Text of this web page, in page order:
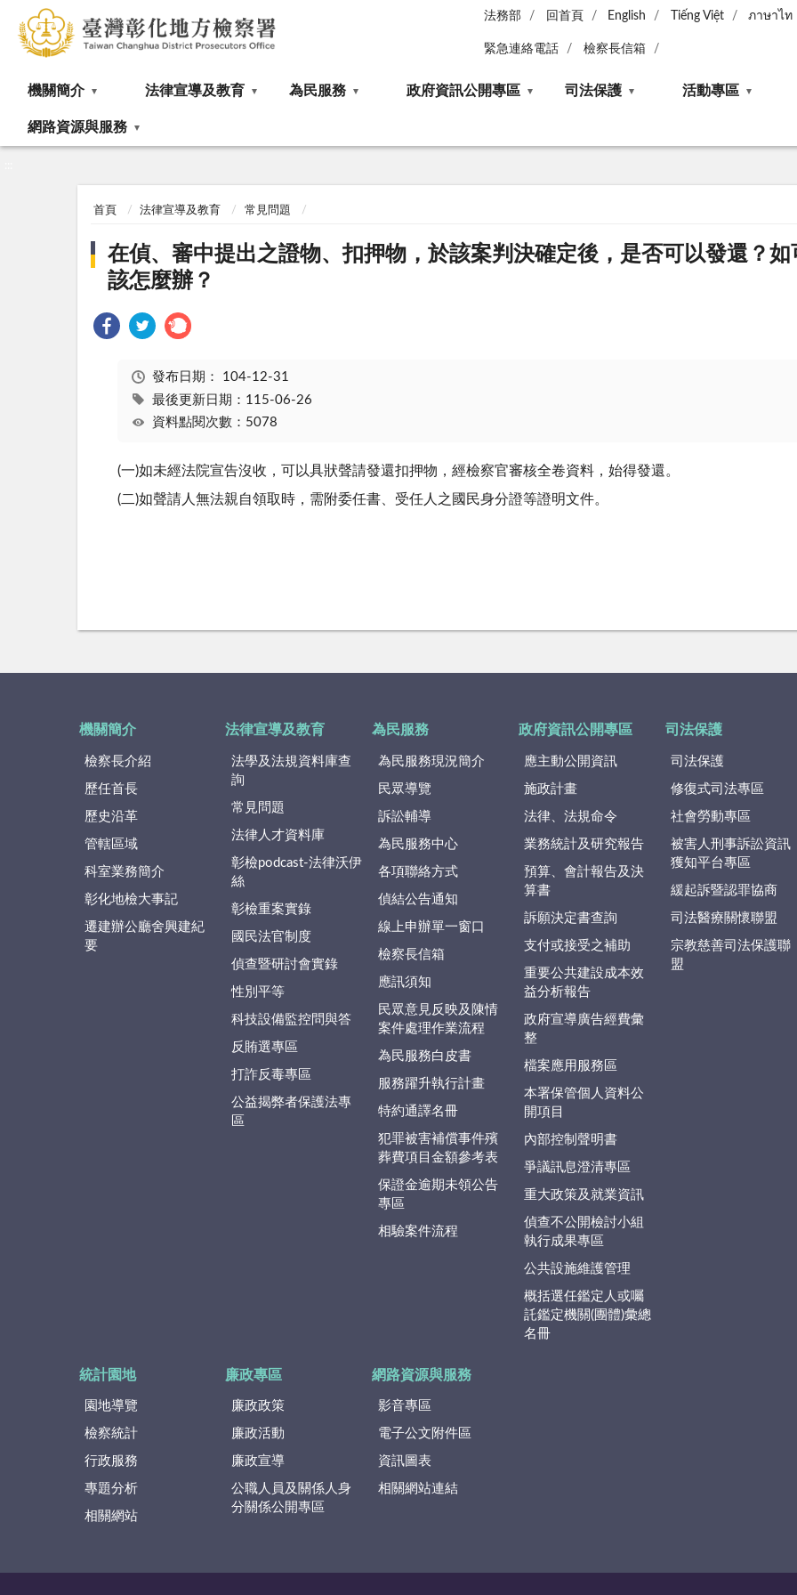
法務部 回首頁 English Tiếng Việt ภาษาไท
緊急連絡電話 檢察長信箱
機關簡介 法律宣導及教育 為民服務 政府資訊公開專區 司法保護 活動專區
網路資源與服務
首頁 法律宣導及教育 常見問題
在偵、審中提出之證物、扣押物，於該案判決確定後，是否可以發還？
該怎麼辦？
發布日期： 104-12-31
最後更新日期：115-06-26
資料點閱次數：5078
(一)如未經法院宣告沒收，可以具狀聲請發還扣押物，經檢察官審核全卷資料，始得發還。
(二)如聲請人無法親自領取時，需附委任書、受任人之國民身分證等證明文件。
機關簡介
檢察長介紹
歷任首長
歷史沿革
管轄區域
科室業務簡介
彰化地檢大事記
遷建辦公廳舍興建紀
要
法律宣導及教育
法學及法規資料庫查
詢
常見問題
法律人才資料庫
彰檢podcast-法律沃伊
絲
彰檢重案實錄
國民法官制度
偵查暨研討會實錄
性別平等
科技設備監控問與答
反賄選專區
打詐反毒專區
公益揭弊者保護法專
區
為民服務
為民服務現況簡介
民眾導覽
訴訟輔導
為民服務中心
各項聯絡方式
偵結公告通知
線上申辦單一窗口
檢察長信箱
應訊須知
民眾意見反映及陳情
案件處理作業流程
為民服務白皮書
服務躍升執行計畫
特約通譯名冊
犯罪被害補償事件殯
葬費項目金額參考表
保證金逾期未領公告
專區
相驗案件流程
政府資訊公開專區
應主動公開資訊
施政計畫
法律、法規命令
業務統計及研究報告
預算、會計報告及決
算書
訴願決定書查詢
支付或接受之補助
重要公共建設成本效
益分析報告
政府宣導廣告經費彙
整
檔案應用服務區
本署保管個人資料公
開項目
內部控制聲明書
爭議訊息澄清專區
重大政策及就業資訊
偵查不公開檢討小組
執行成果專區
公共設施維護管理
概括選任鑑定人或囑
託鑑定機關(團體)彙總
名冊
司法保護
司法保護
修復式司法專區
社會勞動專區
被害人刑事訴訟資訊
獲知平台專區
緩起訴暨認罪協商
司法醫療關懷聯盟
宗教慈善司法保護聯
盟
統計園地
園地導覽
檢察統計
行政服務
專題分析
相關網站
廉政專區
廉政政策
廉政活動
廉政宣導
公職人員及關係人身
分關係公開專區
網路資源與服務
影音專區
電子公文附件區
資訊圖表
相關網站連結